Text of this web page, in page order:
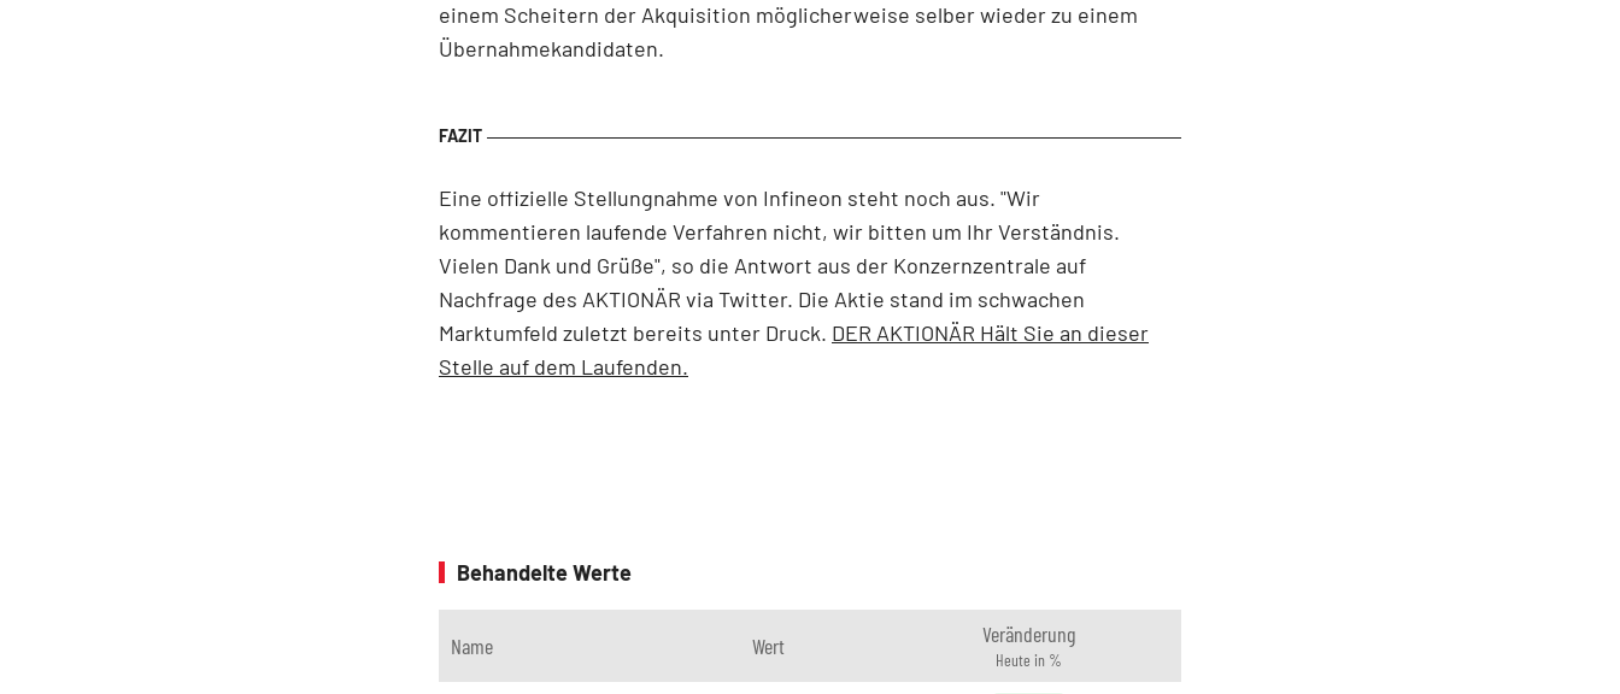
einem Scheitern der Akquisition möglicherweise selber wieder zu einem
Übernahmekandidaten.
Eine offizielle Stellungnahme von Infineon steht noch aus. "Wir
kommentieren laufende Verfahren nicht, wir bitten um Ihr Verständnis.
Vielen Dank und Grüße", so die Antwort aus der Konzernzentrale auf
Nachfrage des AKTIONÄR via Twitter. Die Aktie stand im schwachen
Marktumfeld zuletzt bereits unter Druck. DER AKTIONÄR Hält Sie an dieser
Stelle auf dem Laufenden.
Behandelte Werte
Name Wert Veränderung
Heute in %